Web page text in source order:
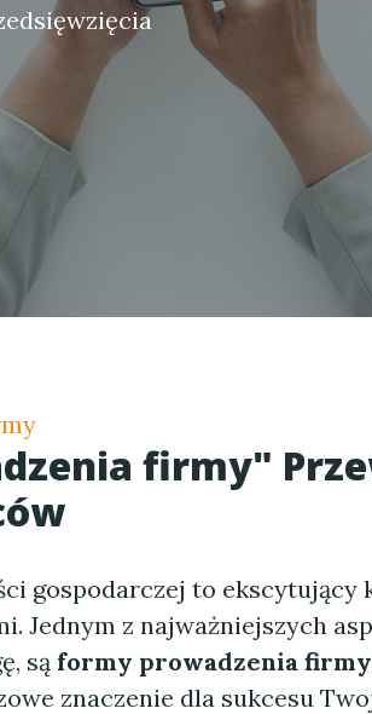
firmy"
gospodarczej to ekscytujący
Jednym z najważniejszych
są formy prowadzenia firmy
znaczenie dla sukcesu